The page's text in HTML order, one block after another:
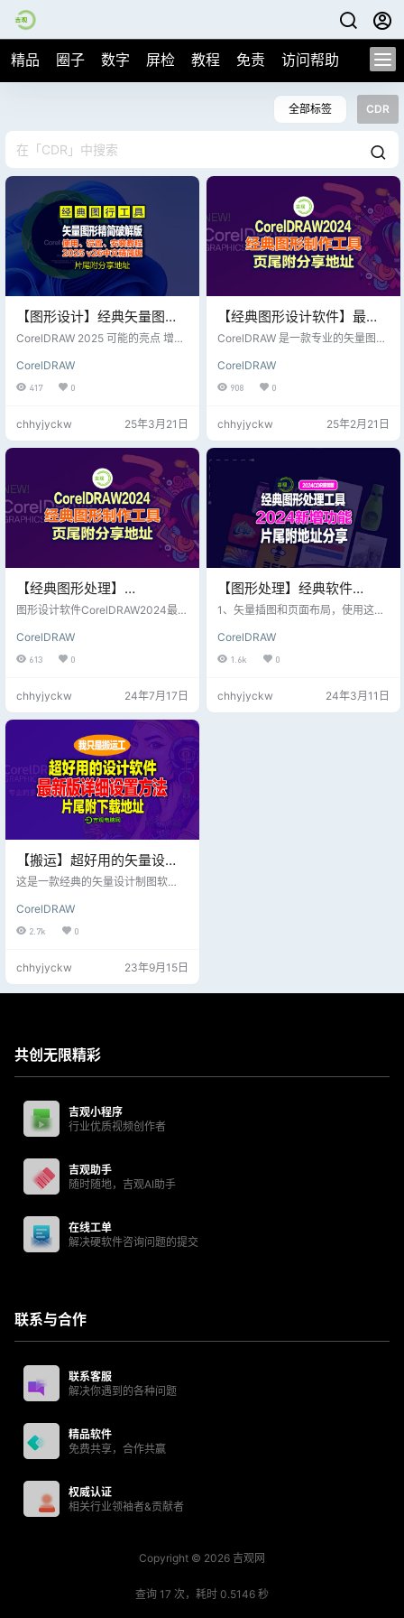
精品 圈子 数字 屏检 教程 免责 访问帮助
全部标签 CDR
【图形设计】经典矢量图设
计软件CorelDRAW 2025最
CorelDRAW 2025 可能的亮点 增强
形状识别、自动颜色调整、AI生成设
计元素等。 AI辅助排版：自动优化
背景和图像增强功能。 跨平台与云
协作 云端同步：支持设计文件的云
端保存和跨设备访问。 实时协作：
允许多用户在同一设计项目上协
作，支持在线评论和修改。 性能优
化 更快的渲染速度：针对高分辨…
CorelDRAW
417 0
chhyjyckw 25年3月21日
【经典图形设计软件】最新
全套系列CoreldRAW系列软
2024全系列版本）
CorelDRAW 是一款专业的矢量图形
设计项目，包括标志设计、海报、
插画、名片、宣传册等。它提供了
和颜色管理能力。 【包含X4/X5/X
6/X7/2018-2024全系列版本】
CorelDRAW
908 0
chhyjyckw 25年2月21日
【经典图形处理】
CorelDRAW 2024
页尾下载地址
图形设计软件CorelDRAW2024最新
hicsSuite2024中文版cdr2024直装
版.矢量图形制作工具CorelDRAW G
raphics Suite 2024最新版CorelDR
CorelDRAW
613 0
chhyjyckw 24年7月17日
【图形处理】经典软件
CorelDRAW 2024 直装版，
分享地址下载
1、矢量插图和页面布局，使用这个
创建一切矢量插图，页面布局等。
2、捕捉屏幕，轻松一键抓取并保存
电脑屏幕图像，包括整屏、单窗口
图像编辑和基于像素的设计，使用
强大的AI支持的Corel PHOTO-PAI
CorelDRAW
1.6k 0
chhyjyckw 24年3月11日
【搬运】超好用的矢量设计
制图软件，最新版安装设置
这是一款经典的矢量设计制图软
安装设置方法，片尾附下载地址！
下载使用请自行研究！
CorelDRAW
2.7k 0
chhyjyckw 23年9月15日
共创无限精彩
吉观小程序
行业优质视频创作者
吉观助手
随时随地，吉观AI助手
在线工单
解决硬软件咨询问题的提交
联系与合作
联系客服
解决你遇到的各种问题
精品软件
免费共享，合作共赢
权威认证
相关行业领袖者&贡献者
Copyright © 2026 吉观网
查询 17 次，耗时 0.5146 秒